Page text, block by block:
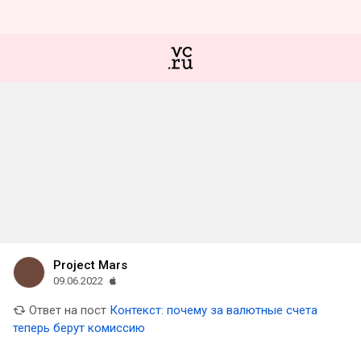
Project Mars
09.06.2022
Ответ на пост Контекст: почему за валютные счета
теперь берут комиссию